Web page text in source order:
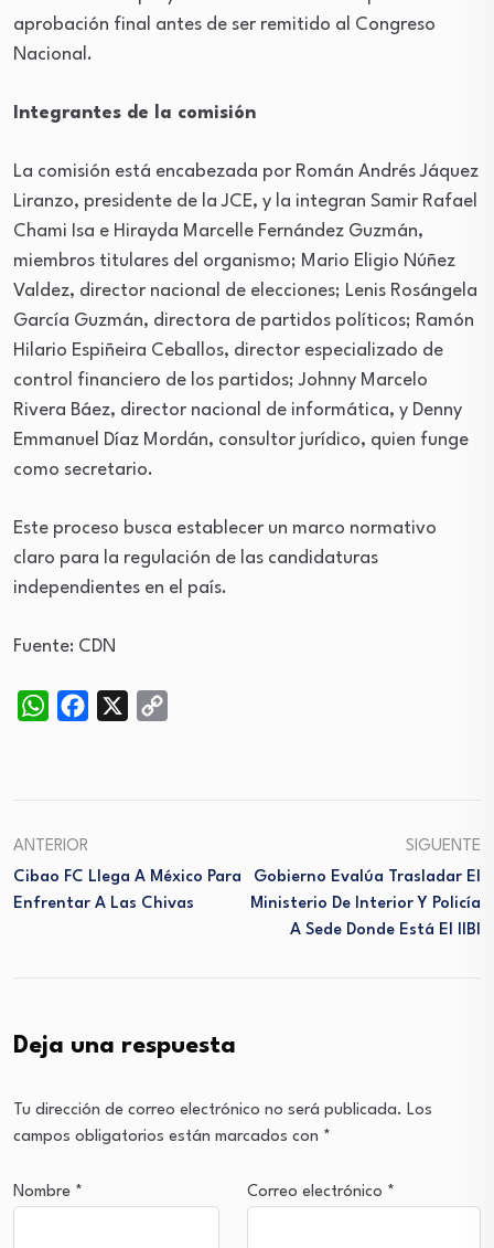
aprobación final antes de ser remitido al Congreso
Nacional.
Integrantes de la comisión
La comisión está encabezada por Román Andrés Jáquez
Liranzo, presidente de la JCE, y la integran Samir Rafael
Chami Isa e Hirayda Marcelle Fernández Guzmán,
miembros titulares del organismo; Mario Eligio Núñez
Valdez, director nacional de elecciones; Lenis Rosángela
García Guzmán, directora de partidos políticos; Ramón
Hilario Espiñeira Ceballos, director especializado de
control financiero de los partidos; Johnny Marcelo
Rivera Báez, director nacional de informática, y Denny
Emmanuel Díaz Mordán, consultor jurídico, quien funge
como secretario.
Este proceso busca establecer un marco normativo
claro para la regulación de las candidaturas
independientes en el país.
Fuente: CDN
WhatsAppFacebook
ANTERIOR
Cibao FC Llega A México Para
Enfrentar A Las Chivas
SIGUENTE
Gobierno Evalúa Trasladar El
Ministerio De Interior Y Policía
A Sede Donde Está El IIBI
Deja una respuesta
Tu dirección de correo electrónico no será publicada. Los
campos obligatorios están marcados con *
Nombre * Correo electrónico *